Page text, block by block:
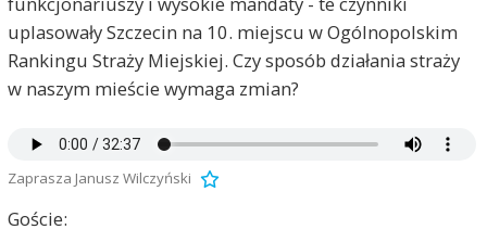
uplasowały Szczecin na 10. miejscu w Ogólnopolskim
Rankingu Straży Miejskiej. Czy sposób działania straży
w naszym mieście wymaga zmian?
Zaprasza Janusz Wilczyński
Goście: